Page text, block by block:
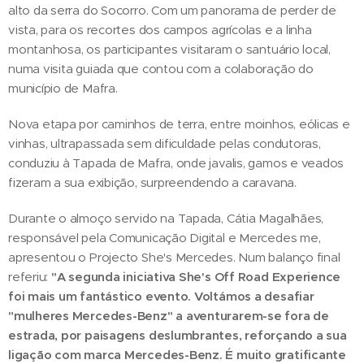
alto da serra do Socorro. Com um panorama de perder de
vista, para os recortes dos campos agrícolas e a linha
montanhosa, os participantes visitaram o santuário local,
numa visita guiada que contou com a colaboração do
município de Mafra.
Nova etapa por caminhos de terra, entre moinhos, eólicas e
vinhas, ultrapassada sem dificuldade pelas condutoras,
conduziu à Tapada de Mafra, onde javalis, gamos e veados
fizeram a sua exibição, surpreendendo a caravana.
Durante o almoço servido na Tapada, Cátia Magalhães,
responsável pela Comunicação Digital e Mercedes me,
apresentou o Projecto She's Mercedes. Num balanço final
referiu: "A segunda iniciativa She's Off Road Experience
foi mais um fantástico evento. Voltámos a desafiar
"mulheres Mercedes-Benz" a aventurarem-se fora de
estrada, por paisagens deslumbrantes, reforçando a sua
ligação com marca Mercedes-Benz. É muito gratificante